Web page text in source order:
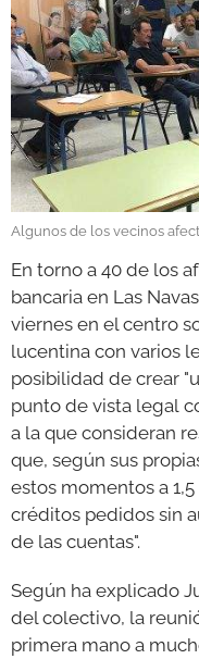
Algunos de los vecinos
En torno a 40 de los
bancaria en Las
viernes en el centro
lucentina con varios
posibilidad de crear
punto de vista legal
a la que consideran
que, según sus
estos momentos a
créditos pedidos sin
de las cuentas".
Según ha explicado
del colectivo, la
primera mano a